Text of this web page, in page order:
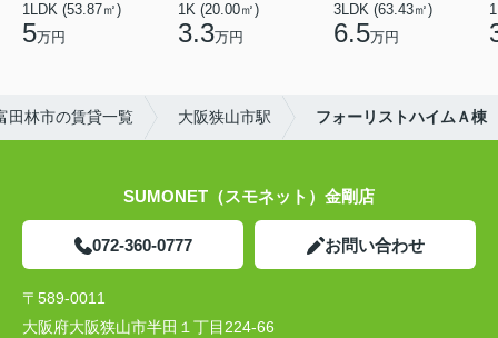
1LDK (53.87㎡)
5万円
1K (20.00㎡)
3.3万円
3LDK (63.43㎡)
6.5万円
田林市の賃貸一覧 大阪狭山市駅 フォーリストハイムＡ棟
SUMONET（スモネット）金剛店
072-360-0777 お問い合わせ
〒589-0011
大阪府大阪狭山市半田１丁目224-66